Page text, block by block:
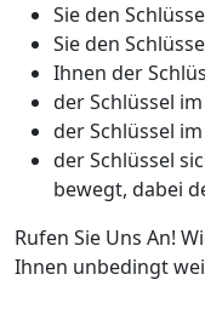
Sie den
Sie den
Ihnen der
der Schlüssel
der Schlüssel
der Schlüssel
bewegt, dabei
Rufen Sie Uns An!
Ihnen unbedingt